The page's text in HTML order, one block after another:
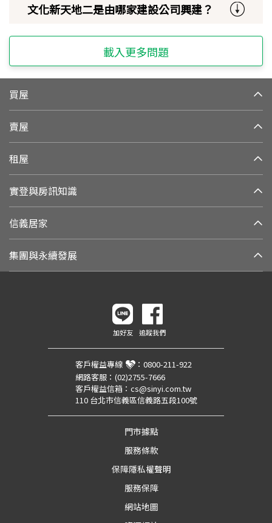
文化新天地二是由哪家建設公司興建？
載入更多問題
買屋
賣屋
租屋
實登與房訊知識
信義居家
集團與永續發展
加好友 追蹤我們
客戶權益專線 ： 0800-211-922
網路客服： (02)2755-7666
客戶權益信箱： cs@sinyi.com.tw
110 台北市信義區信義路五段100號
門市據點
服務條款
保障隱私權聲明
服務保障
網站地圖